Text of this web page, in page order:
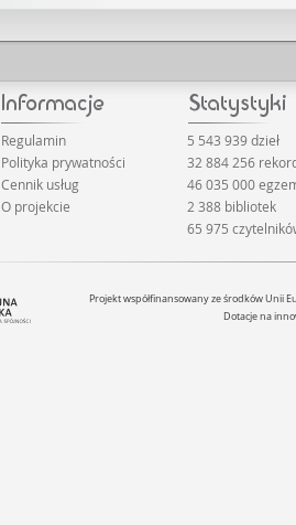
Regulamin
Polityka prywatności
Cennik usług
O projekcie
5 543 939 dzieł
32 884 256
46 035 000
2 388 bibliotek
65 975
Projekt współfinansowany ze środków Unii
Dotacje na